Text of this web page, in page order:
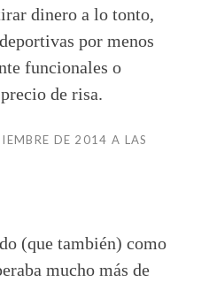
dinero a lo tonto,
por menos
funcionales o
de risa.
DE 2014 A LAS
(que también) como
mucho más de